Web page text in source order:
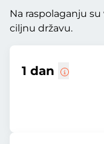
Na raspolaganju
ciljnu državu.
1 dan